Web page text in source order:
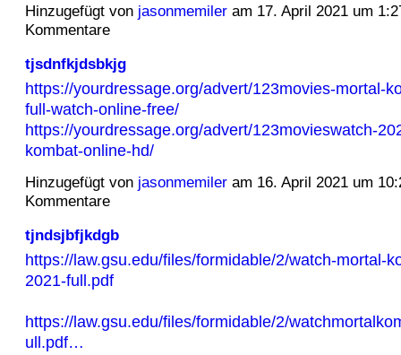
Hinzugefügt von jasonmemileram 17. April 2021 um
Kommentare
tjsdnfkjdsbkjg
https://yourdressage.org/advert/123movies-mortal-
full-watch-online-free/
https://yourdressage.org/advert/123movieswatch-
kombat-online-hd/
Hinzugefügt von jasonmemileram 16. April 2021 um
Kommentare
tjndsjbfjkdgb
https://law.gsu.edu/files/formidable/2/watch-mortal-
2021-full.pdf
https://law.gsu.edu/files/formidable/2/
ull.pdf…